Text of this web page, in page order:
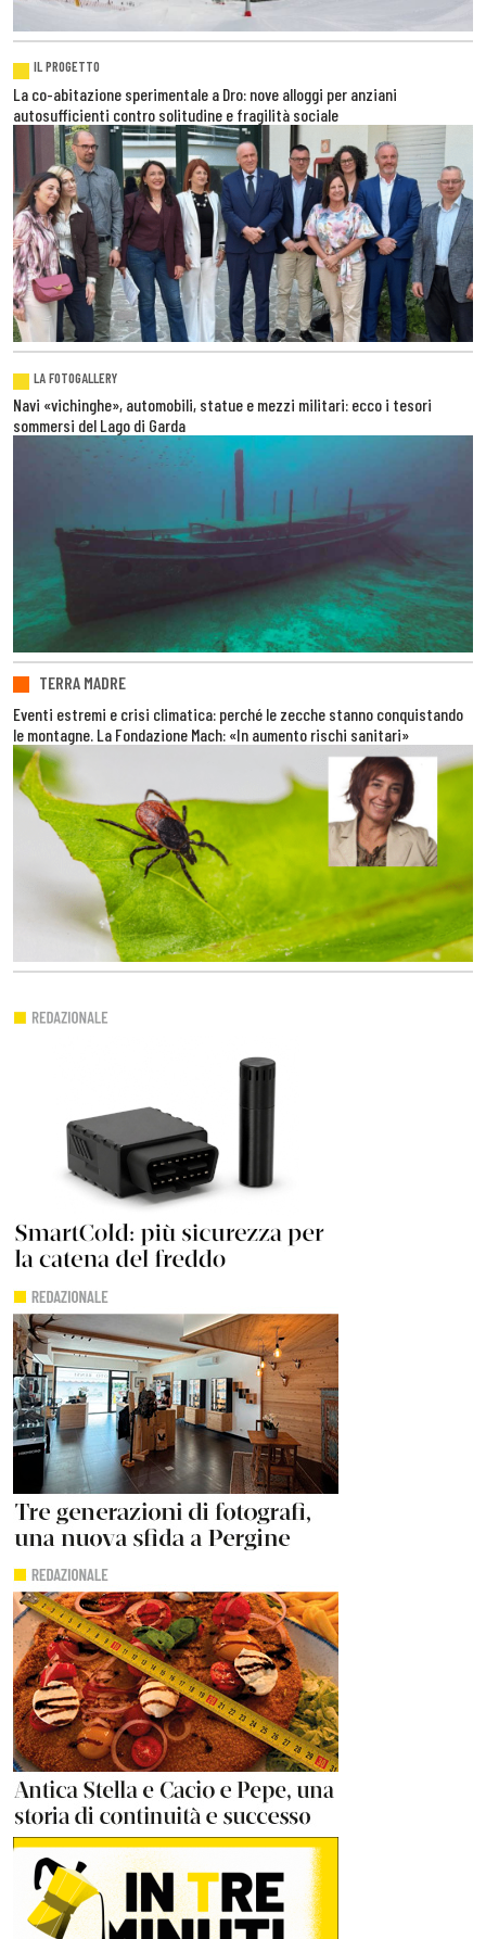
IL PROGETTO
La co-abitazione sperimentale a Dro: nove alloggi per anziani
autosufficienti contro solitudine e fragilità sociale
LA FOTOGALLERY
Navi «vichinghe», automobili, statue e mezzi militari: ecco i tesori
sommersi del Lago di Garda
TERRA MADRE
Eventi estremi e crisi climatica: perché le zecche stanno conquistando
le montagne. La Fondazione Mach: «In aumento rischi sanitari»